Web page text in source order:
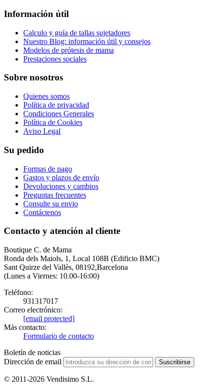
Información útil
Calculo y guía de tallas sujetadores
Nuestro Blog: información útil y consejos
Modelos de prótesis de mama
Prestaciones sociales
Sobre nosotros
Quienes somos
Política de privacidad
Condiciones Generales
Política de Cookies
Aviso Legal
Su pedido
Formas de pago
Gastos y plazos de envío
Devoluciones y cambios
Preguntas frecuentes
Consulte su envio
Contáctenos
Contacto y atención al cliente
Boutique C. de Mama
Ronda dels Maiols, 1, Local 108B (Edificio BMC)
Sant Quirze del Vallès, 08192,Barcelona
(Lunes a Viernes: 10.00-16:00)
Teléfono:
931317017
Correo electrónico:
[email protected]
Más contacto:
Formulario de contacto
Boletín de noticias
Dirección de email
Suscribirse
© 2011-2026 Vendisimo S.L.